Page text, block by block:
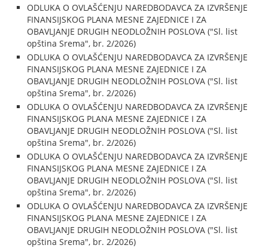
ODLUKA O OVLAŠĆENJU NAREDBODAVCA ZA IZVRŠENJE
FINANSIJSKOG PLANA MESNE ZAJEDNICE I ZA
OBAVLJANJE DRUGIH NEODLOŽNIH POSLOVA ("Sl. list
opština Srema", br. 2/2026)
ODLUKA O OVLAŠĆENJU NAREDBODAVCA ZA IZVRŠENJE
FINANSIJSKOG PLANA MESNE ZAJEDNICE I ZA
OBAVLJANJE DRUGIH NEODLOŽNIH POSLOVA ("Sl. list
opština Srema", br. 2/2026)
ODLUKA O OVLAŠĆENJU NAREDBODAVCA ZA IZVRŠENJE
FINANSIJSKOG PLANA MESNE ZAJEDNICE I ZA
OBAVLJANJE DRUGIH NEODLOŽNIH POSLOVA ("Sl. list
opština Srema", br. 2/2026)
ODLUKA O OVLAŠĆENJU NAREDBODAVCA ZA IZVRŠENJE
FINANSIJSKOG PLANA MESNE ZAJEDNICE I ZA
OBAVLJANJE DRUGIH NEODLOŽNIH POSLOVA ("Sl. list
opština Srema", br. 2/2026)
ODLUKA O OVLAŠĆENJU NAREDBODAVCA ZA IZVRŠENJE
FINANSIJSKOG PLANA MESNE ZAJEDNICE I ZA
OBAVLJANJE DRUGIH NEODLOŽNIH POSLOVA ("Sl. list
opština Srema", br. 2/2026)